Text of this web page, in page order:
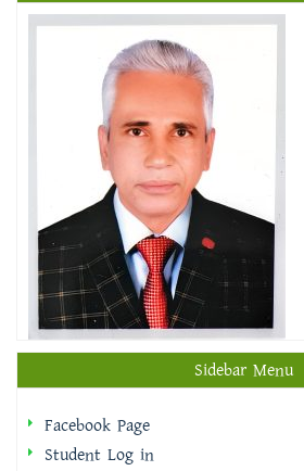
Sidebar Menu
Facebook Page
Student Log in